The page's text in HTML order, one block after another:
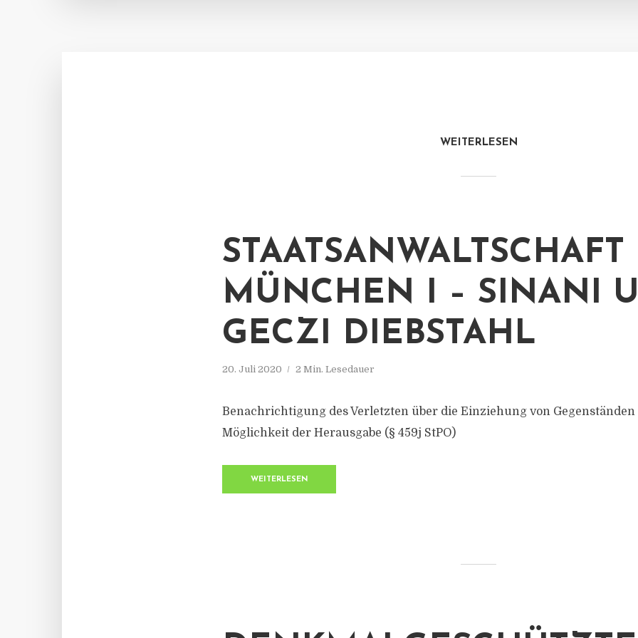
WEITERLESEN
STAATSANWALTSCHAFT
MÜNCHEN I – SINANI
GECZI DIEBSTAHL
20. Juli 2020 2 Min. Lesedauer
Benachrichtigung des Verletzten über die Einziehung von
Möglichkeit der Herausgabe (§ 459j StPO)
WEITERLESEN